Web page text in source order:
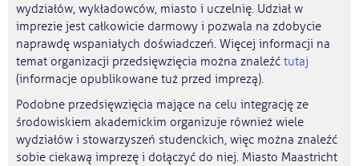
wydziałów, wykładowców, miasto i uczelnię. Udział w
imprezie jest całkowicie darmowy i pozwala na zdobycie
naprawdę wspaniałych doświadczeń. Więcej informacji na
temat organizacji przedsięwzięcia można znaleźć tutaj
(informacje opublikowane tuż przed imprezą).
Podobne przedsięwzięcia mające na celu integrację ze
środowiskiem akademickim organizuje również wiele
wydziałów i stowarzyszeń studenckich, więc można znaleźć
sobie ciekawą imprezę i dołączyć do niej. Miasto Maastricht